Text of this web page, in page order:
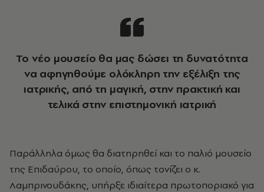
Το νέο μουσείο θα μας δώσει τη δυνατότητα
να αφηγηθούμε ολόκληρη την εξέλιξη της
ιατρικής, από τη μαγική, στην πρακτική και
τελικά στην επιστημονική ιατρική
Παράλληλα όμως θα διατηρηθεί και το παλιό μουσείο
της Επιδαύρου, το οποίο, όπως τονίζει ο κ.
Λαμπρινουδάκης, υπήρξε ιδιαίτερα πρωτοποριακό για